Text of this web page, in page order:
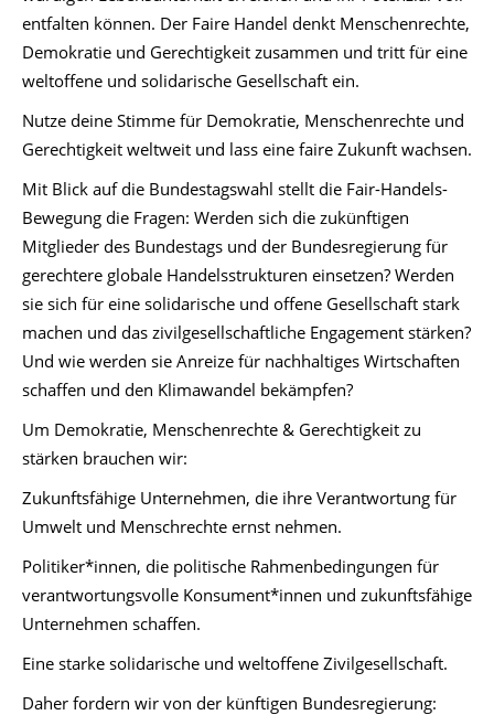
entfalten können. Der Faire Handel denkt Menschenrechte,
Demokratie und Gerechtigkeit zusammen und tritt für eine
weltoffene und solidarische Gesellschaft ein.
Nutze deine Stimme für Demokratie, Menschenrechte und
Gerechtigkeit weltweit und lass eine faire Zukunft wachsen.
Mit Blick auf die Bundestagswahl stellt die Fair-Handels-
Bewegung die Fragen: Werden sich die zukünftigen
Mitglieder des Bundestags und der Bundesregierung für
gerechtere globale Handelsstrukturen einsetzen? Werden
sie sich für eine solidarische und offene Gesellschaft stark
machen und das zivilgesellschaftliche Engagement stärken?
Und wie werden sie Anreize für nachhaltiges Wirtschaften
schaffen und den Klimawandel bekämpfen?
Um Demokratie, Menschenrechte & Gerechtigkeit zu
stärken brauchen wir:
Zukunftsfähige Unternehmen, die ihre Verantwortung für
Umwelt und Menschrechte ernst nehmen.
Politiker*innen, die politische Rahmenbedingungen für
verantwortungsvolle Konsument*innen und zukunftsfähige
Unternehmen schaffen.
Eine starke solidarische und weltoffene Zivilgesellschaft.
Daher fordern wir von der künftigen Bundesregierung: